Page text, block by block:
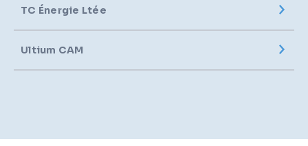
TC Énergie Ltée
Ultium CAM